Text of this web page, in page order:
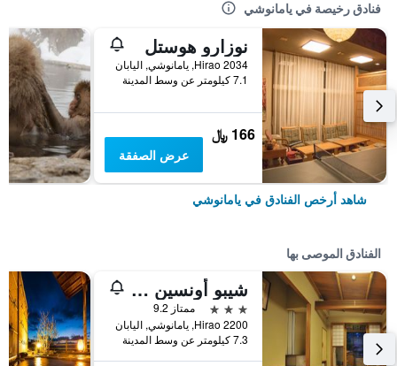
فنادق رخيصة في يامانوشي
نوزارو هوستل
Hirao 2034, يامانوشي, اليابان
7.1 كيلومتر عن وسط المدينة
166 ﷼
عرض الصفقة
شاهد أرخص الفنادق في يامانوشي
الفنادق الموصى بها
شيبو أونسين كوكويا
3 نجوم
ممتاز 9.2
Hirao 2200, يامانوشي, اليابان
7.3 كيلومتر عن وسط المدينة